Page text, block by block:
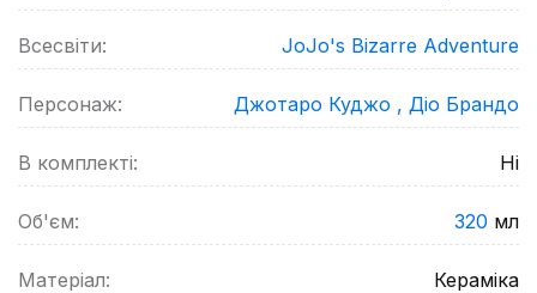
Всесвіти: JoJo's Bizarre Adventure
Персонаж: Джотаро Куджо , Діо Брандо
В комплекті: Ні
Об'єм: 320 мл
Матеріал: Кераміка